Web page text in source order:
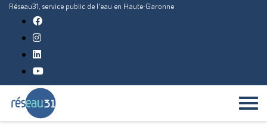
Réseau31, service public de l'eau en Haute-Garonne